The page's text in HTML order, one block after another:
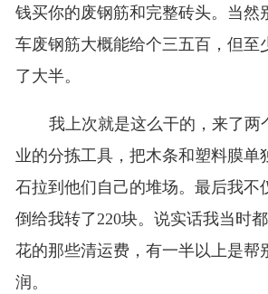
钱买你的废钢筋和完整砖头。当然
车废钢筋大概能给个三五百，但至
了大半。
我上次就是这么干的，来了两
业的分拣工具，把木条和塑料膜单
石拉到他们自己的堆场。最后我不
倒给我转了220块。说实话我当时
花的那些清运费，有一半以上是帮
润。